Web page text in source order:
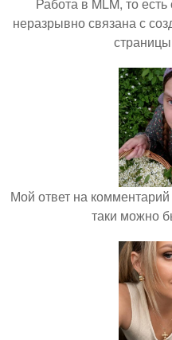
неразрывно связана с
Мой ответ на
таки можно